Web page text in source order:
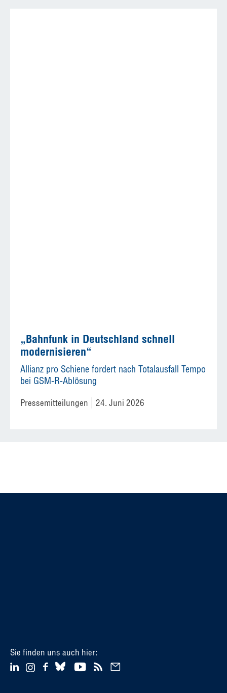
„Bahnfunk in Deutschland schnell
modernisieren“
Allianz pro Schiene fordert nach Totalausfall Tempo
bei GSM-R-Ablösung
Pressemitteilungen 24. Juni 2026
Sie finden uns auch hier: